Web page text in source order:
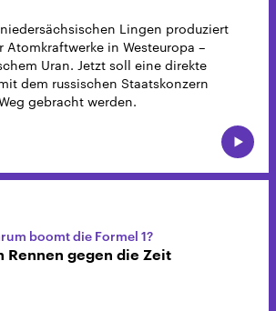
Lingen produziert
Atomkraftwerke in Westeuropa –
Uran. Jetzt soll eine direkte
dem russischen Staatskonzern
gebracht werden.
boomt die Formel 1?
Rennen gegen die Zeit